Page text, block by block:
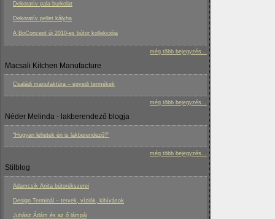
Dekoratív pala burkolat
Dekoratív pellet kályha
A BoConcept új 2010-es bútor kollekciója
még több bejegyzés...
Macsali Kitchen Manufacture
Családi manufaktúra – egyedi termékek
még több bejegyzés...
Néder Melinda - lakberendező blogja
“Hogyan lehetek én is lakberendező?”
még több bejegyzés...
Stilblog
Adamcsik Anita bútorékszerei
Design Terminál – tervek, víziók, kihívások
Juhász Ádám és az ő lámpái